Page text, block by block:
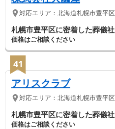
対応エリア： 北海道札幌市豊平区
札幌市豊平区に密着した葬儀社
価格はご相談ください
41
アリスクラブ
対応エリア： 北海道札幌市豊平区
札幌市豊平区に密着した葬儀社
価格はご相談ください